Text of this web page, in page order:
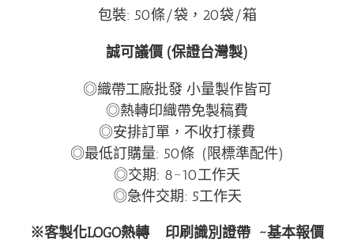
包裝: 50條/袋，20袋/箱
誠可議價 (保證台灣製)
◎織帶工廠批發 小量製作皆可
◎熱轉印織帶免製稿費
◎安排訂單，不收打樣費
◎最低訂購量: 50條 (限標準配件)
◎交期: 8~10工作天
◎急件交期: 5工作天
※客製化LOGO熱轉 印刷識別證帶 ~基本報價